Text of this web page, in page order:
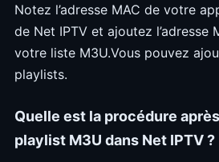
Notez l’adresse MAC de votre
de Net IPTV et ajoutez l’adresse
votre liste M3U.Vous pouvez
playlists.
Quelle est la procédure
playlist M3U dans Net IPTV ?